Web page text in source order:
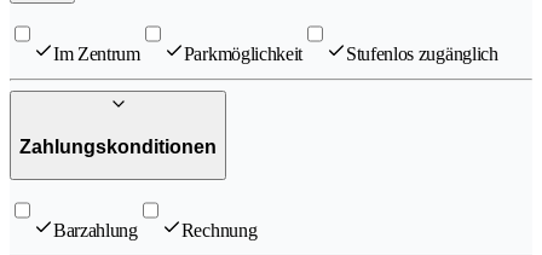
Im Zentrum Parkmöglichkeit Stufenlos zugänglich
Zahlungskonditionen
Barzahlung Rechnung